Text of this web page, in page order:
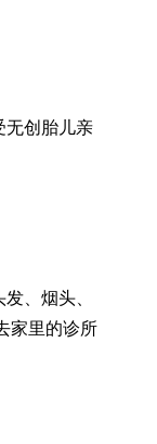
无创胎儿亲
、烟头、
家里的诊所